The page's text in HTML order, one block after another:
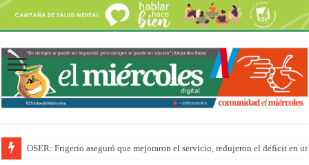
OSER: Frigerio aseguró que mejoraron el servicio, redujeron el déficit en